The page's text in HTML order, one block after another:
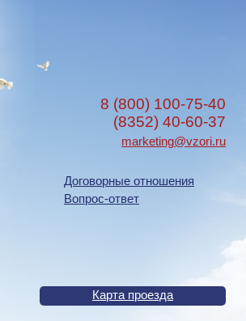
8 (800) 100-75-40
(8352) 40-60-37
marketing@vzori.ru
Договорные отношения
Вопрос-ответ
Карта проезда